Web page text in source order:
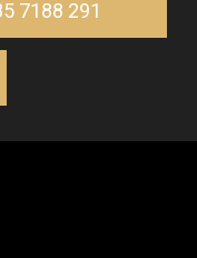
7188 291